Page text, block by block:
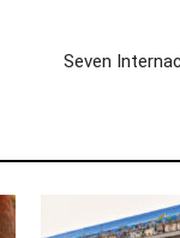
Seven